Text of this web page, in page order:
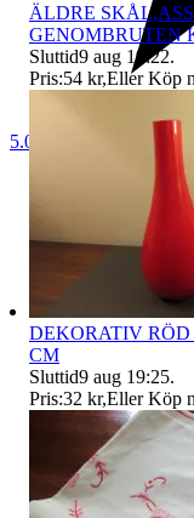
5.0
ÄLDRE
GENOMBRUTEN
Sluttid9 aug 19:22.
Pris:54 kr,Eller Köp
DEKORATIV
CM
Sluttid9 aug 19:25.
Pris:32 kr,Eller Köp